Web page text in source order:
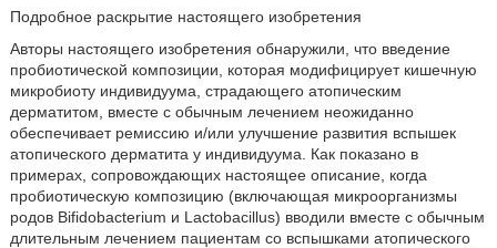
Подробное раскрытие настоящего изобретения
Авторы настоящего изобретения обнаружили, что введение
пробиотической композиции, которая модифицирует кишечную
микробиоту индивидуума, страдающего атопическим
дерматитом, вместе с обычным лечением неожиданно
обеспечивает ремиссию и/или улучшение развития вспышек
атопического дерматита у индивидуума. Как показано в
примерах, сопровождающих настоящее описание, когда
пробиотическую композицию (включающая микроорганизмы
родов Bifidobacterium и Lactobacillus) вводили вместе с обычным
длительным лечением пациентам со вспышками атопического